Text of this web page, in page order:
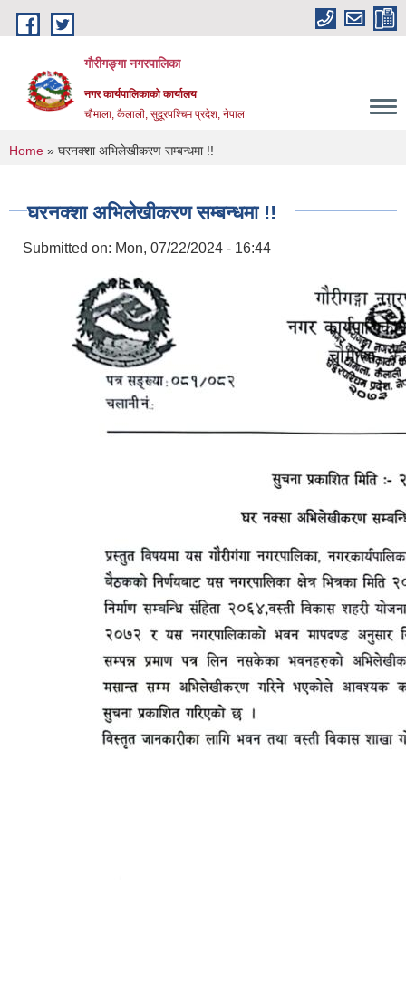
Skip to main content
गौरीगङ्गा नगरपालिका
नगर कार्यपालिकाको कार्यालय
चौमाला, कैलाली, सुदूरपश्चिम प्रदेश, नेपाल
You are here
Home » घरनक्शा अभिलेखीकरण सम्बन्धमा !!
घरनक्शा अभिलेखीकरण सम्बन्धमा !!
Submitted on: Mon, 07/22/2024 - 16:44